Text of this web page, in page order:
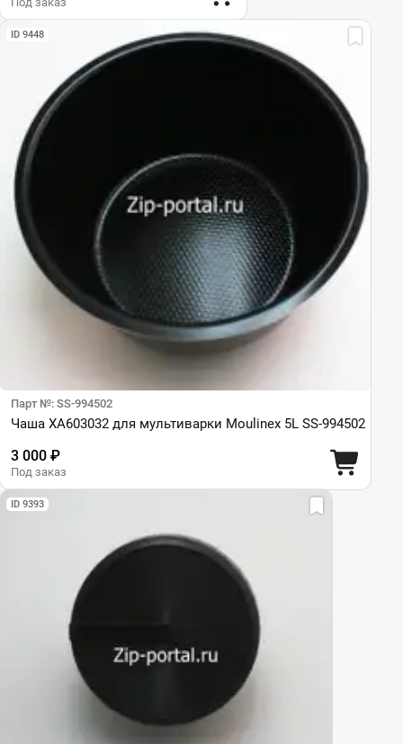
ID 9448
Парт №: SS-994502
Чаша XA603032 для мультиварки Moulinex 5L SS-994502
3 000 ₽
Под заказ
ID 9393